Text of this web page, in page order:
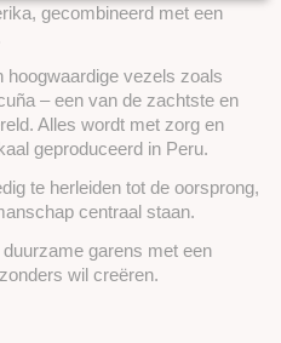
gecombineerd met een
hoogwaardige vezels zoals
– een van de zachtste en
Alles wordt met zorg en
geproduceerd in Peru.
te herleiden tot de oorsprong,
centraal staan.
garens met een
wil creëren.